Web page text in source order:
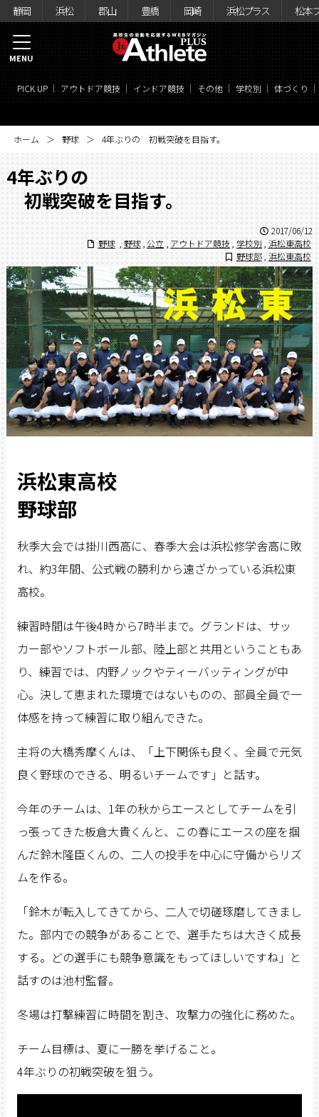
静岡 浜松 郡山 豊橋 岡崎 浜松プラス 松本
PICK UP アウトドア競技 インドア競技 その他 学校別 体づくり
MENU
ホーム 野球 4年ぶりの 初戦突破を目指す。
4年ぶりの
初戦突破を目指す。
2017/06/12
野球
野球 公立 アウトドア競技 学校別 浜松東高校
野球部 浜松東高校
浜松東高校
野球部
秋季大会では掛川西高に、春季大会は浜松修学舎高に敗
れ、約3年間、公式戦の勝利から遠ざかっている浜松東
高校。
練習時間は午後4時から7時半まで。グランドは、サッ
カー部やソフトボール部、陸上部と共用ということもあ
り、練習では、内野ノックやティーバッティングが中
心。決して恵まれた環境ではないものの、部員全員で一
体感を持って練習に取り組んできた。
主将の大橋秀摩くんは、「上下関係も良く、全員で元気
良く野球のできる、明るいチームです」と話す。
今年のチームは、1年の秋からエースとしてチームを引
っ張ってきた板倉大貴くんと、この春にエースの座を掴
んだ鈴木隆臣くんの、二人の投手を中心に守備からリズ
ムを作る。
「鈴木が転入してきてから、二人で切磋琢磨してきまし
た。部内での競争があることで、選手たちは大きく成長
する。どの選手にも競争意識をもってほしいですね」と
話すのは池村監督。
冬場は打撃練習に時間を割き、攻撃力の強化に務めた。
チーム目標は、夏に一勝を挙げること。
4年ぶりの初戦突破を狙う。